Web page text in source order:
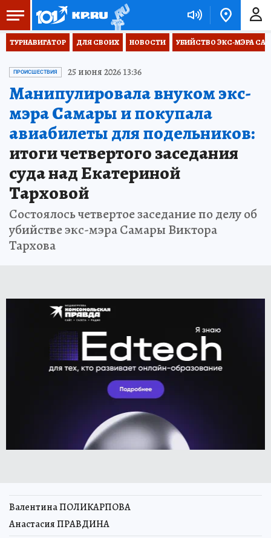
ТУРНАВИГАТОР ДЛЯ СВОИХ НОВОСТИ УБИЙСТВО ЭКС-МЭРА
ПРОИСШЕСТВИЯ 25 июня 2026 13:36
Манипулировала внуком экс-
мэра Самары и покупала
авиабилеты для подельников:
итоги четвертого заседания
суда над Екатериной
Тарховой
Состоялось четвертое заседание по делу об
убийстве экс-мэра Самары Виктора
Тархова
Валентина ПОЛИКАРПОВА
Анастасия ПРАВДИНА